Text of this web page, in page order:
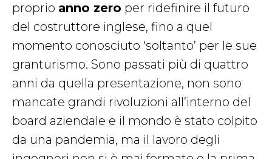
proprio anno zero per ridefinire il futuro
del costruttore inglese, fino a quel
momento conosciuto ‘soltanto’ per le sue
granturismo. Sono passati più di quattro
anni da quella presentazione, non sono
mancate grandi rivoluzioni all’interno del
board aziendale e il mondo è stato colpito
da una pandemia, ma il lavoro degli